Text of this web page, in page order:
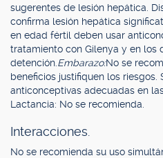
sugerentes de lesión hepática.
confirma lesión hepática
en edad fértil deben usar
tratamiento con Gilenya y en los
detención. Embarazo:No se
beneficios justifiquen los riesgos.
anticonceptivas adecuadas en
Lactancia: No se recomienda.
Interacciones.
No se recomienda su uso